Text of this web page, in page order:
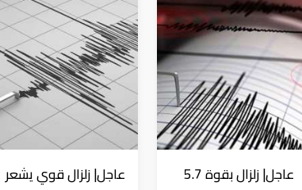
عاجل| زلزال بقوة 5.7
عاجل| زلزال قوي يشعر